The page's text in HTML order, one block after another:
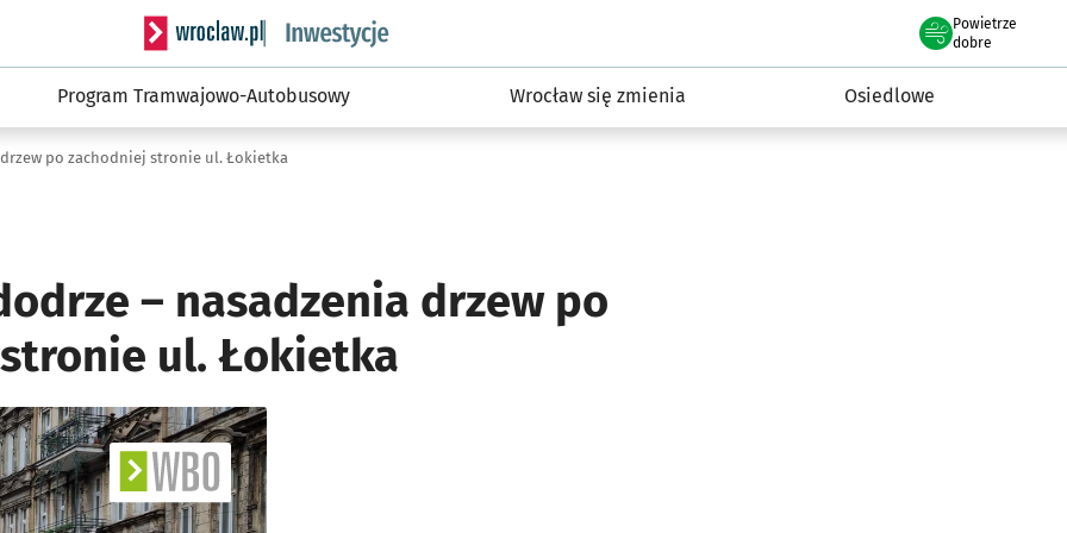
Serwis informacyjny wroclaw.pl podserwis: #InwestycjeWRO - miejskie inwestycje 2019-2032
Powietrze
we Wrocławiu
dobre
Program Tramwajowo-Autobusowy Wrocław się zmienia Osiedlowe
po zachodniej stronie ul. Łokietka
– nasadzenia drzew po
ul. Łokietka